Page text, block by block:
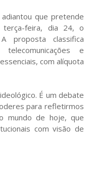
que pretende
terça-feira, dia 24, o
proposta classifica
e
com alíquota
É um debate
para refletirmos
mundo de hoje, que
com visão de